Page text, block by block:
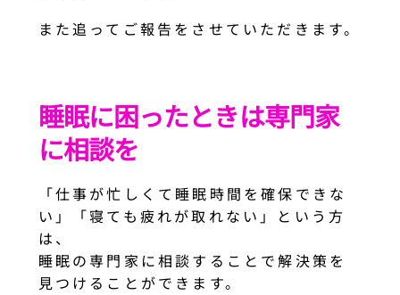
また追ってご報告をさせていただきます。
睡眠に困ったときは専門家
に相談を
「仕事が忙しくて睡眠時間を確保できな
い」「寝ても疲れが取れない」という方
は、
睡眠の専門家に相談することで解決策を
見つけることができます。